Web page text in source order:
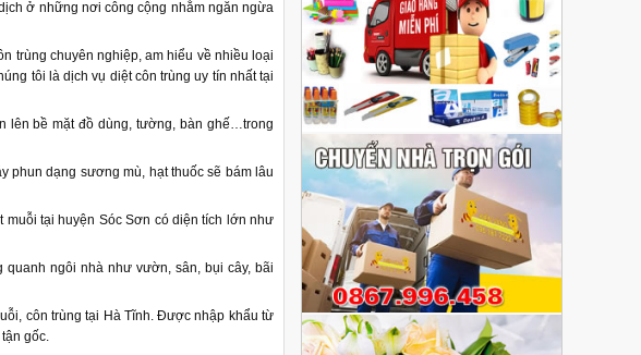
ở những nơi công cộng nhằm ngăn ngừa
trùng chuyên nghiệp, am hiểu về nhiều loại
tôi là dịch vụ diệt côn trùng uy tín nhất tại
lên bề mặt đồ dùng, tường, bàn ghế…trong
phun dạng sương mù, hạt thuốc sẽ bám lâu
tại huyện Sóc Sơn có diện tích lớn như
quanh ngôi nhà như vườn, sân, bụi cây, bãi
côn trùng tại Hà Tĩnh. Được nhập khẩu từ
gốc.